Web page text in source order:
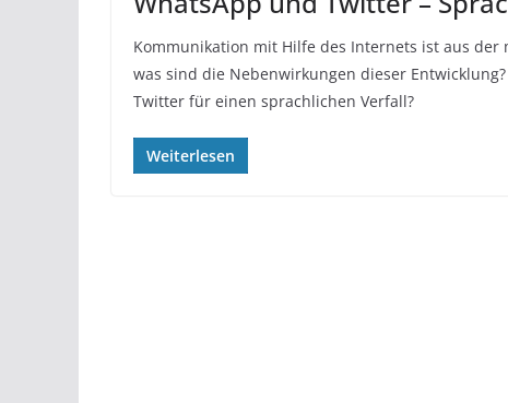
Kommunikation mit Hilfe des Internets ist aus der
was sind die Nebenwirkungen dieser
Twitter für einen sprachlichen Verfall?
Weiterlesen